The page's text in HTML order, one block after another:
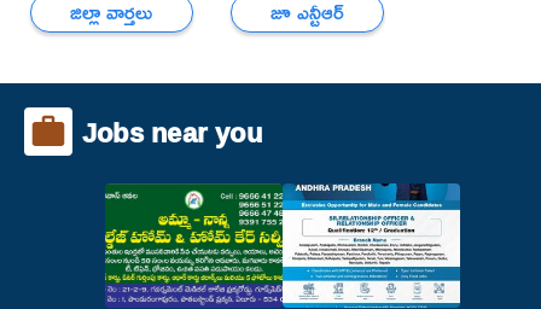
జిల్లా వార్తలు జూ ఎన్టీఆర్
Jobs near you